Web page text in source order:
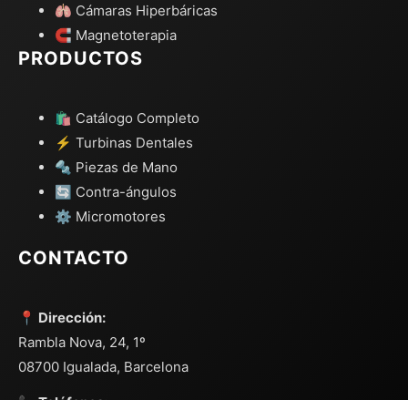
🫁 Cámaras Hiperbáricas
🧲 Magnetoterapia
PRODUCTOS
🛍️ Catálogo Completo
⚡ Turbinas Dentales
🔩 Piezas de Mano
🔄 Contra-ángulos
⚙️ Micromotores
CONTACTO
📍 Dirección:
Rambla Nova, 24, 1º
08700 Igualada, Barcelona